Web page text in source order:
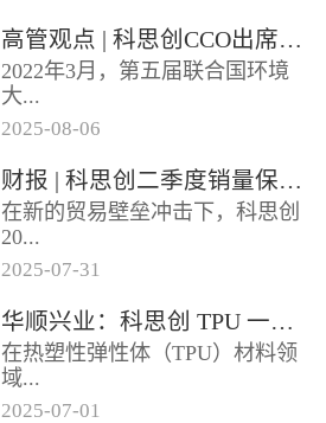
各类促销节点临近，手机护套行
业迎来传统销售旺季，市场对高
品质、高性能产品的需求持续走
高。华...
高管观点 | 科思创CCO出席全球塑料公约大会
2022年3月，第五届联合国环境
大...
会决定成立政府间谈判委员会
（INC），计划通过5次会议在
2024年底前制定一项关于塑料...
2025-08-06
财报 | 科思创二季度销量保持稳定，但动荡环境拖累业绩
在新的贸易壁垒冲击下，科思创
20...
25年第二季度业绩在充满挑战的
经济环境中公布。美国进口关税
的意外上调，对部分重点客户行
业...
2025-07-31
华顺兴业：科思创 TPU 一级代理商，优质 TPU 材料供应专家
在热塑性弹性体（TPU）材料领
域...
2025-07-01